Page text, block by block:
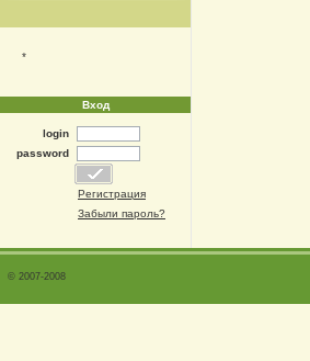
*
Вход
login
password
Регистрация
Забыли пароль?
© 2007-2008